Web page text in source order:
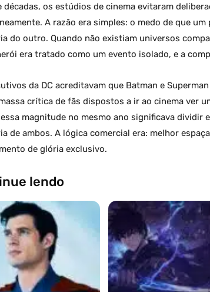
décadas, os estúdios de cinema evitaram
A razão era simples: o medo de que
do outro. Quando não existiam universos
era tratado como um evento isolado, e a
da DC acreditavam que Batman e
crítica de fãs dispostos a ir ao cinema ver
magnitude no mesmo ano significava dividir
de ambos. A lógica comercial era: melhor
de glória exclusivo.
lendo